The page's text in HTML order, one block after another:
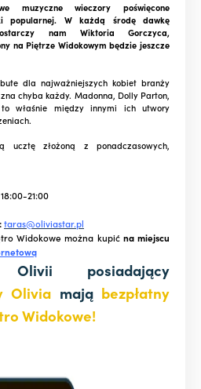
muzyczne wieczory poświęcone
popularnej. W każdą środę dawkę
nam Wiktoria Gorczyca,
na Piętrze Widokowym będzie jeszcze
dla najważniejszych kobiet branży
chyba każdy. Madonna, Dolly Parton,
właśnie między innymi ich utwory
ucztę złożoną z ponadczasowych,
21:00
taras@oliviastar.pl
Widokowe można kupić na miejscu
Olivii posiadający
Olivia mają bezpłatny
Widokowe!